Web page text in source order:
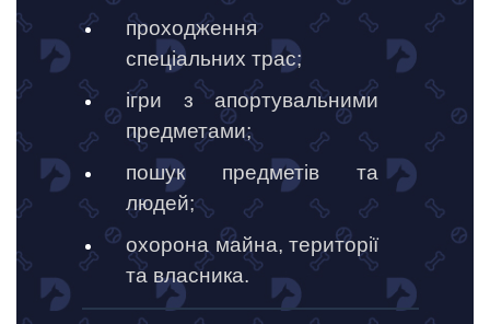
проходження
спеціальних трас;
ігри з апортувальними
предметами;
пошук предметів та
людей;
охорона майна, території
та власника.